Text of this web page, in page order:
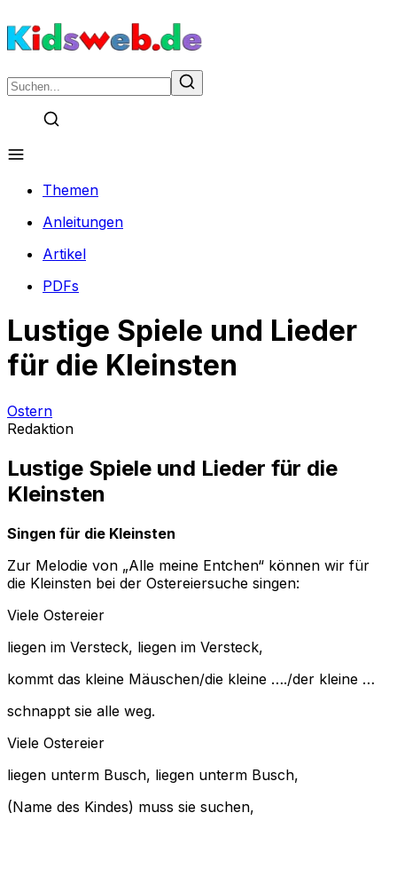
Themen
Anleitungen
Artikel
PDFs
Lustige Spiele und Lieder
für die Kleinsten
Ostern
Redaktion
Lustige Spiele und Lieder für die
Kleinsten
Singen für die Kleinsten
Zur Melodie von „Alle meine Entchen“ können wir für
die Kleinsten bei der Ostereiersuche singen:
Viele Ostereier
liegen im Versteck, liegen im Versteck,
kommt das kleine Mäuschen/die kleine …./der kleine …
schnappt sie alle weg.
Viele Ostereier
liegen unterm Busch, liegen unterm Busch,
(Name des Kindes) muss sie suchen,